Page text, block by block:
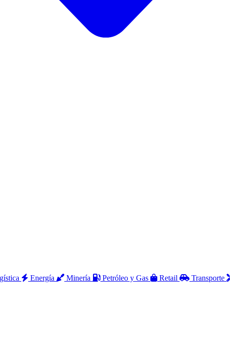
Energía Minería Petróleo y Gas Retail Transporte